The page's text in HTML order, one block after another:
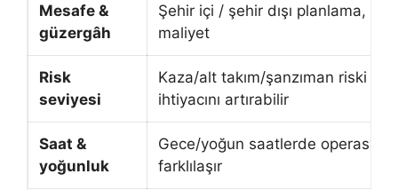
Mesafe &
güzergâh
Şehir içi / şehir dışı planlama,
maliyet
Risk
seviyesi
Kaza/alt takım/şanzıman riski
ihtiyacını artırabilir
Saat &
yoğunluk
Gece/yoğun saatlerde operasyon
farklılaşır